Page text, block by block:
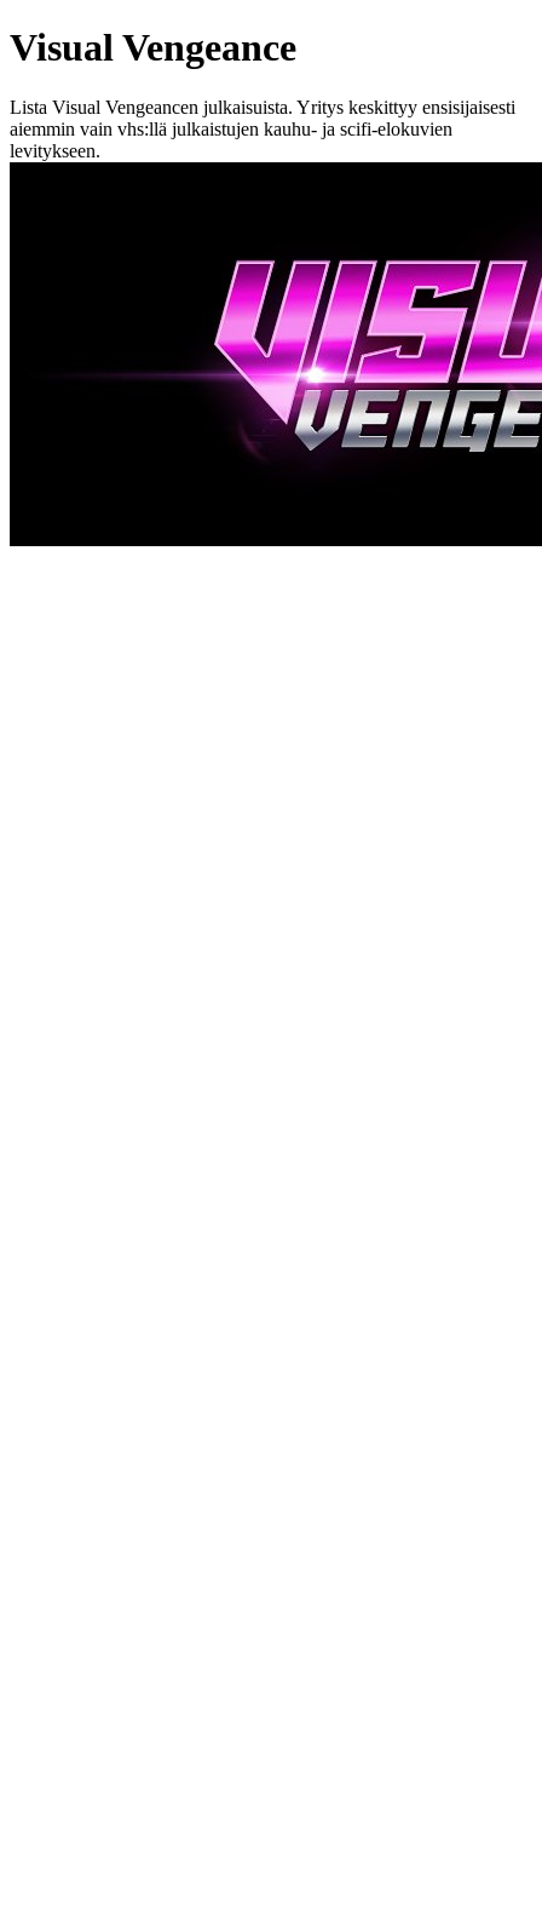
Visual Vengeance
Lista Visual Vengeancen julkaisuista. Yritys keskittyy ensisijaisesti
aiemmin vain vhs:llä julkaistujen kauhu- ja scifi-elokuvien
levitykseen.